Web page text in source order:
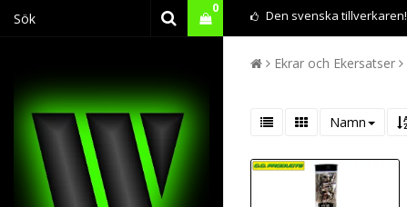
Den svenska tillverkaren!
0
Ekrar och Ekersatser
Namn